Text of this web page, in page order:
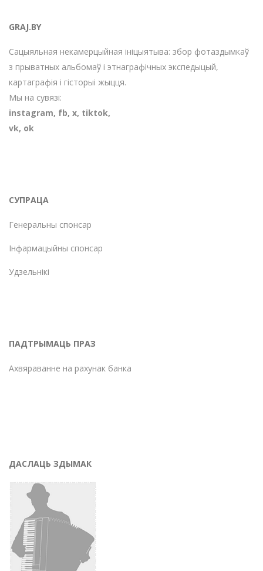
GRAJ.BY
Сацыяльная некамерцыйная ініцыятыва: збор фотаздымкаў
з прыватных альбомаў і этнаграфічных экспедыцый,
картаграфія і гісторыі жыцця.
Мы на сувязі:
instagram, fb, х, tiktok,
vk, ok
СУПРАЦА
Генеральны спонсар
Інфармацыйны спонсар
Удзельнікі
ПАДТРЫМАЦЬ ПРАЗ
Ахвяраванне на рахунак банка
ДАСЛАЦЬ ЗДЫМАК